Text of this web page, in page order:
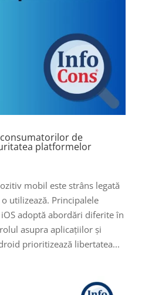
de
platformelor
mobil este strâns legată
utilizează. Principalele
adoptă abordări diferite în
asupra aplicațiilor și
prioritizează libertatea...